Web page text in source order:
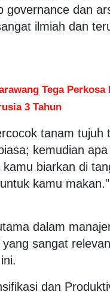
governance dan
ilmiah dan
Tega Perkosa
3 Tahun
tanam tujuh
kemudian
biarkan di
kamu
dalam
sangat
dan